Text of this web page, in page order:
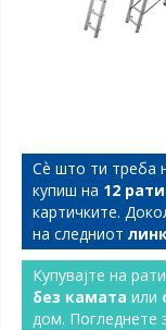
Сѐ што ти треба
купиш на 12
картичките.
на следниот
Купувајте на
без камата или
дом. Погледнете